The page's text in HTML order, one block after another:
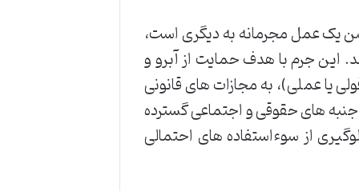
یک عمل مجرمانه به دیگری است،
این جرم با هدف حمایت از آبرو و
یا عملی)، به مجازات های قانونی
های حقوقی و اجتماعی گسترده
از سوءاستفاده های احتمالی